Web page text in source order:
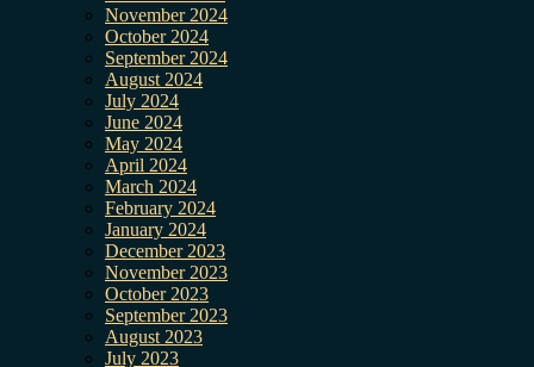
November 2024
October 2024
September 2024
August 2024
July 2024
June 2024
May 2024
April 2024
March 2024
February 2024
January 2024
December 2023
November 2023
October 2023
September 2023
August 2023
July 2023